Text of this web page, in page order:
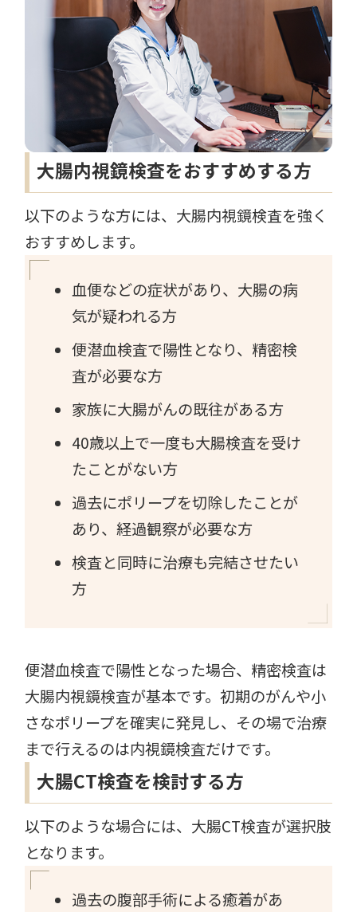
大腸内視鏡検査をおすすめする方
以下のような方には、大腸内視鏡検査を強く
おすすめします。
血便などの症状があり、大腸の病
気が疑われる方
便潜血検査で陽性となり、精密検
査が必要な方
家族に大腸がんの既往がある方
40歳以上で一度も大腸検査を受け
たことがない方
過去にポリープを切除したことが
あり、経過観察が必要な方
検査と同時に治療も完結させたい
方
便潜血検査で陽性となった場合、精密検査は
大腸内視鏡検査が基本です。初期のがんや小
さなポリープを確実に発見し、その場で治療
まで行えるのは内視鏡検査だけです。
大腸CT検査を検討する方
以下のような場合には、大腸CT検査が選択肢
となります。
過去の腹部手術による癒着があ